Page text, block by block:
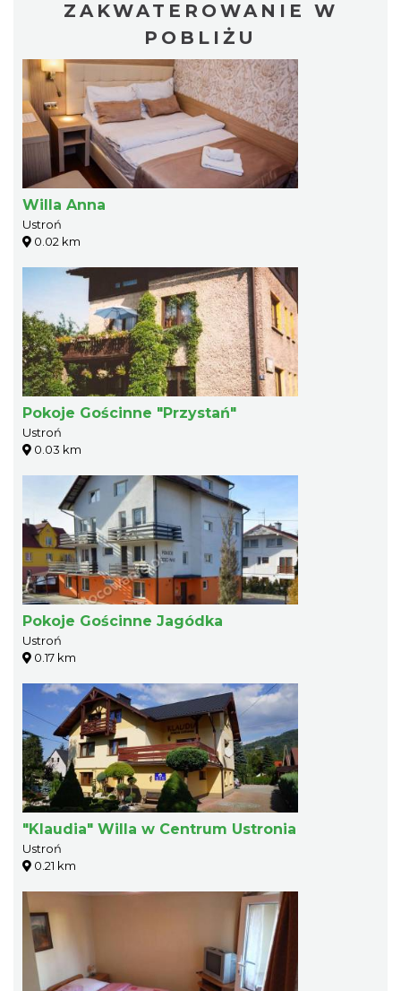
ZAKWATEROWANIE W
POBLIŻU
Willa Anna
Ustroń
0.02 km
Pokoje Gościnne "Przystań"
Ustroń
0.03 km
Pokoje Gościnne Jagódka
Ustroń
0.17 km
"Klaudia" Willa w Centrum Ustronia
Ustroń
0.21 km